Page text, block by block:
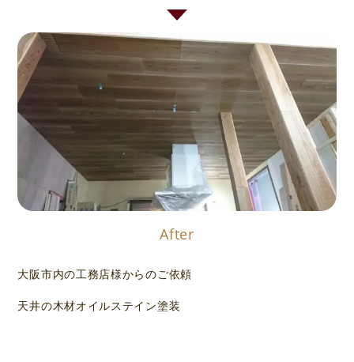
After
大阪市内の工務店様からのご依頼
天井の木材オイルステイン塗装